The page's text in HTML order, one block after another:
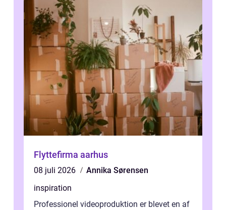
Flyttefirma aarhus
08 juli 2026
Annika Sørensen
inspiration
Professionel videoproduktion er blevet en af